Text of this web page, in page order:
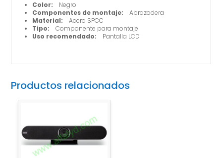
Color: Negro
Componentes de montaje: Abrazadera
Material: Acero SPCC
Tipo: Componente para montaje
Uso recomendado: Pantalla LCD
Productos relacionados